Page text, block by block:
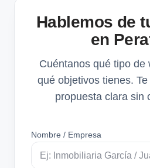
Hablemos de
en
Cuéntanos qué tipo de
qué objetivos tienes.
propuesta clara sin
Nombre / Empresa